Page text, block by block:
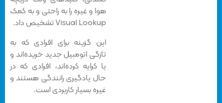
هوا و غیره را به راحتی و به کمک
Visual Lookup تشخیص داد.
این گزینه برای افرادی که به
تازگی اتومبیل جدید خریده‌اند و
یا کرایه کرده‌اند، افرادی که در
حال یادگیری رانندگی هستند و
غیره بسیار کاربردی است.